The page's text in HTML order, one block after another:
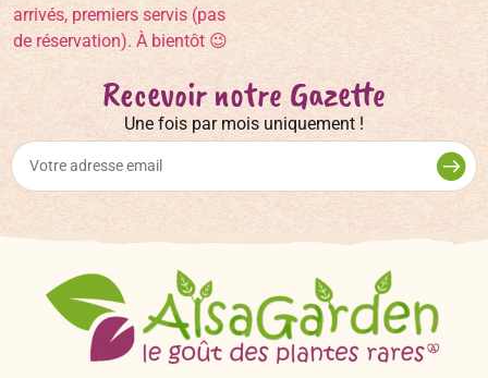
Recevoir notre Gazette
Une fois par mois uniquement !